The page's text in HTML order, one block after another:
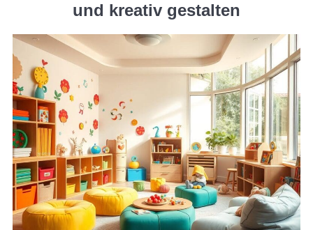
und kreativ gestalten